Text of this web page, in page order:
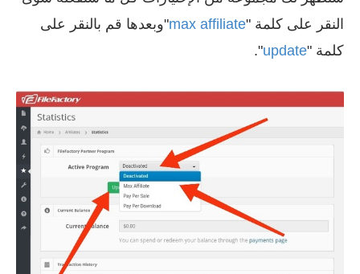
النقر على كلمة "max affiliate"وبعدها قم بالنقر على
كلمة "update
".